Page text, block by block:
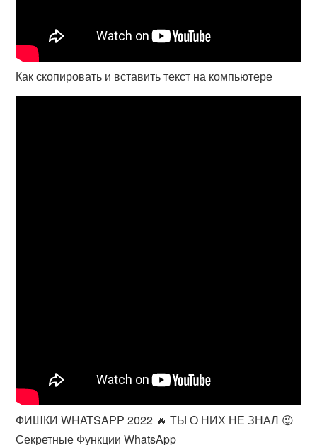
Как скопировать и вставить текст на компьютере
ФИШКИ WHATSAPP 2022 🔥 ТЫ О НИХ НЕ ЗНАЛ 😉
Секретные Функции WhatsApp